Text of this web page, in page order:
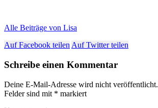
Alle Beiträge von Lisa
Auf Facebook teilen Auf Twitter teilen
Schreibe einen Kommentar
Deine E-Mail-Adresse wird nicht veröffentlicht.
Felder sind mit * markiert